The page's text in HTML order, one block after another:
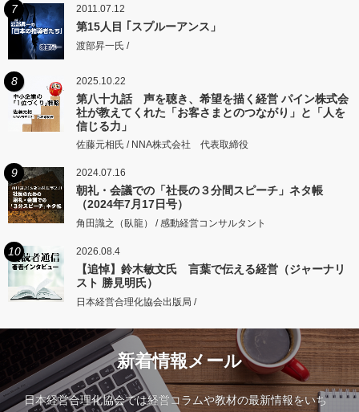
7 2011.07.12
第15人目 ｢スプルーアンス」
渡部昇一氏 /
8 2025.10.22
第八十九話 声を聴き、希望を描く経営 パイン株式会
社が教えてくれた「お客さまとのつながり」と「人を
信じる力」
佐藤元相氏 / NNA株式会社 代表取締役
9 2024.07.16
朝礼・会議での「社長の３分間スピーチ」ネタ帳
（2024年7月17日号）
角田識之（臥龍） / 感動経営コンサルタント
10 2026.08.4
【追悼】鈴木敏文氏 言葉で伝える経営（ジャーナリ
スト 勝見明氏）
日本経営合理化協会出版局 /
新着情報メール
日本経営合理化協会では経営コラムや教材の最新情報をいち